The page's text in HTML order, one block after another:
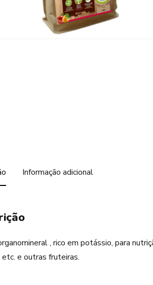
Informação adicional
, rico em potássio, para
e outras fruteiras.